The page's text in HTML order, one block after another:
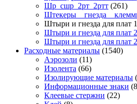
Шр_сшр_2рт_2ртт (261)
Штекеры _ гнезда _
Штыри и гнезда для плат
Штыри и гнезда для плат
Штыри и гнезда для плат
Расходные материалы (1540)
Аэрозоли (11)
Изолента (66)
Изолирующие материалы
Информационные знаки
Клеевые стержни (22)